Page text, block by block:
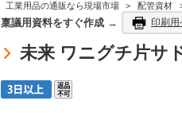
工業用品の通販なら現場市場 > 配管資材
稟議用資料をすぐ作成 → 印刷用
未来 ワニグチ片サ